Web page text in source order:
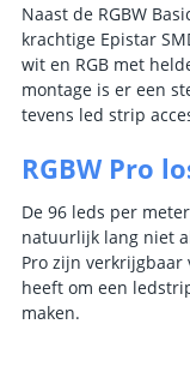
Naast de RGBW
krachtige Epistar
wit en RGB met
montage is er een
tevens led strip
RGBW Pro
De 96 leds per
natuurlijk lang niet
Pro zijn verkrijgbaar
heeft om een
maken.